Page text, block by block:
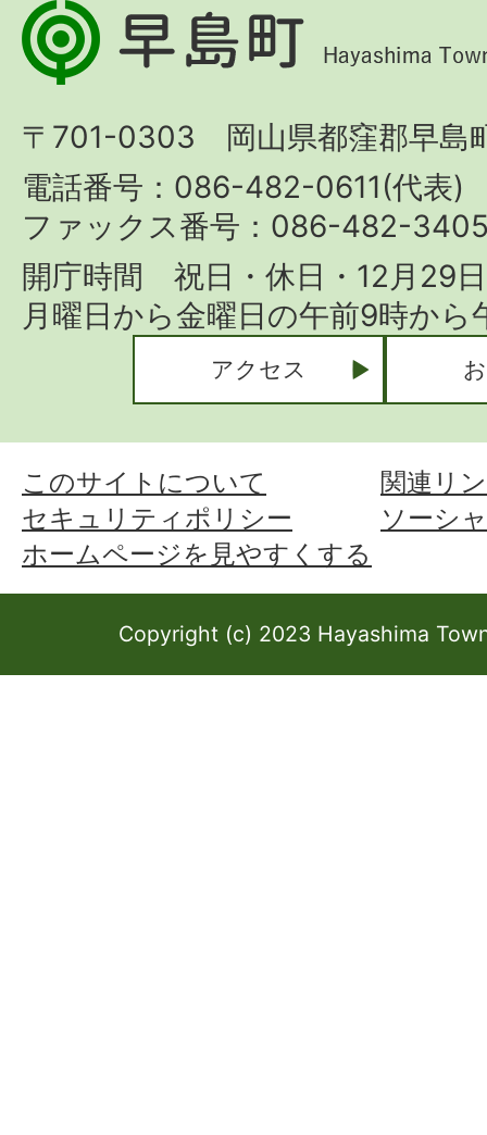
早
島
Hayashima
Town
〒701-0303 岡山県都窪郡早島
電話番号：086-482-0611(代表)
ファックス番号：086-482-
開庁時間 祝日・休日・12月29
月曜日から金曜日の午前9時か
アクセス
このサイトについて
関連リ
セキュリティポリシー
ソーシ
ホームページを見やすくする
Copyright (c) 2023 Hayashima